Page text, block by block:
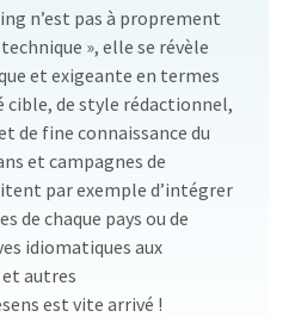
n’est pas à proprement
», elle se révèle
et exigeante en termes
cible, de style rédactionnel,
de fine connaissance du
et campagnes de
par exemple d’intégrer
de chaque pays ou de
idiomatiques aux
autres
est vite arrivé !